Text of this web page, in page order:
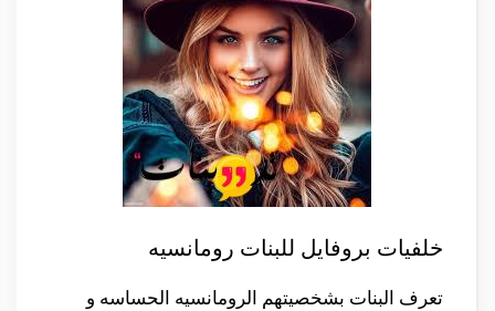
خلفيات بروفايل للبنات رومانسيه
تعرف البنات بشخصيتهم الرومانسيه الحساسه و